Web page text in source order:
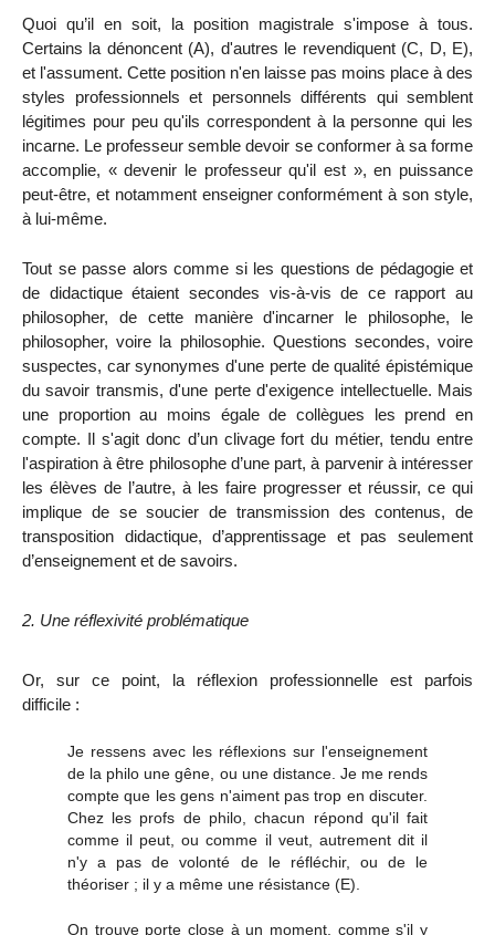
Quoi qu’il en soit, la position magistrale s'impose à tous.
Certains la dénoncent (A), d'autres le revendiquent (C, D, E),
et l'assument. Cette position n'en laisse pas moins place à des
styles professionnels et personnels différents qui semblent
légitimes pour peu qu'ils correspondent à la personne qui les
incarne. Le professeur semble devoir se conformer à sa forme
accomplie, « devenir le professeur qu'il est », en puissance
peut-être, et notamment enseigner conformément à son style,
à lui-même.
Tout se passe alors comme si les questions de pédagogie et
de didactique étaient secondes vis-à-vis de ce rapport au
philosopher, de cette manière d'incarner le philosophe, le
philosopher, voire la philosophie. Questions secondes, voire
suspectes, car synonymes d'une perte de qualité épistémique
du savoir transmis, d'une perte d'exigence intellectuelle. Mais
une proportion au moins égale de collègues les prend en
compte. Il s'agit donc d’un clivage fort du métier, tendu entre
l'aspiration à être philosophe d’une part, à parvenir à intéresser
les élèves de l’autre, à les faire progresser et réussir, ce qui
implique de se soucier de transmission des contenus, de
transposition didactique, d’apprentissage et pas seulement
d’enseignement et de savoirs.
2. Une réflexivité problématique
Or, sur ce point, la réflexion professionnelle est parfois
difficile :
Je ressens avec les réflexions sur l'enseignement
de la philo une gêne, ou une distance. Je me rends
compte que les gens n'aiment pas trop en discuter.
Chez les profs de philo, chacun répond qu'il fait
comme il peut, ou comme il veut, autrement dit il
n'y a pas de volonté de le réfléchir, ou de le
théoriser ; il y a même une résistance(E).
On trouve porte close à un moment, comme s'il y